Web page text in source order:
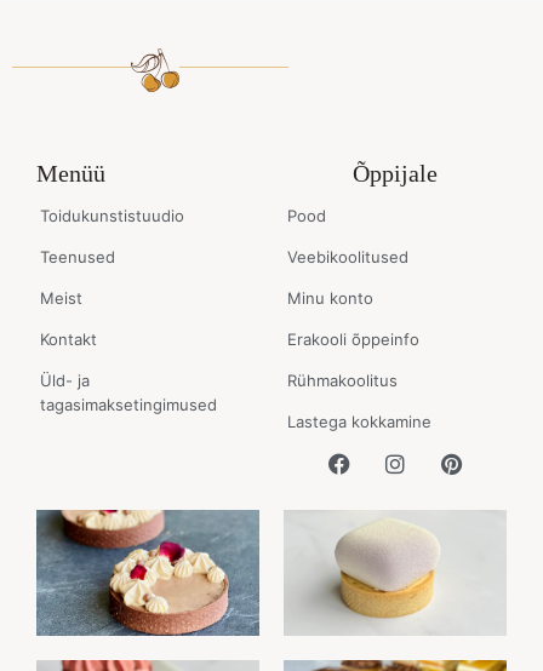
Menüü
Toidukunstistuudio
Teenused
Meist
Kontakt
Üld- ja
tagasimaksetingimused
Õppijale
Pood
Veebikoolitused
Minu konto
Erakooli õppeinfo
Rühmakoolitus
Lastega kokkamine